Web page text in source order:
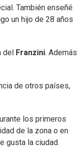
También enseñé
un hijo de 28 años
Franzini. Además
de otros países,
los primeros
de la zona o en
gusta la ciudad.